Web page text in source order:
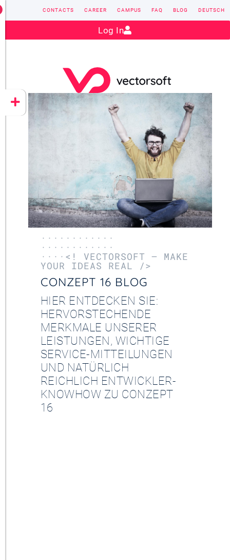
CONZEPT 16
YEET
Contact: sales@vectorsoft.de
CONTACTS CAREER CAMPUS FAQ BLOG DEUTSCH
Log In
············
············
····<! VECTORSOFT – MAKE
YOUR IDEAS REAL />
CONZEPT 16 BLOG
HIER ENTDECKEN SIE:
HERVORSTECHENDE
MERKMALE UNSERER
LEISTUNGEN, WICHTIGE
SERVICE-MITTEILUNGEN
UND NATÜRLICH
REICHLICH ENTWICKLER-
KNOWHOW ZU CONZEPT
16